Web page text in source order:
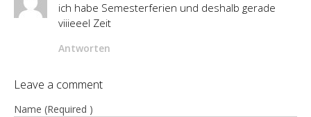
ich habe Semesterferien und deshalb gerade
viiieeel Zeit
Antworten
Leave a comment
Name (Required )